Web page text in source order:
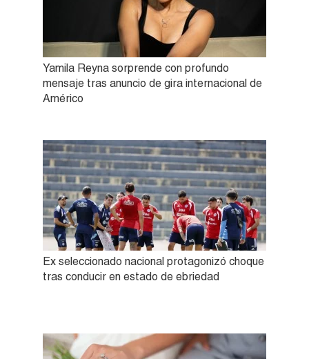
Yamila Reyna sorprende con profundo
mensaje tras anuncio de gira internacional de
Américo
Ex seleccionado nacional protagonizó choque
tras conducir en estado de ebriedad